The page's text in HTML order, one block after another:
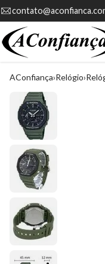
AConfiança Relógio